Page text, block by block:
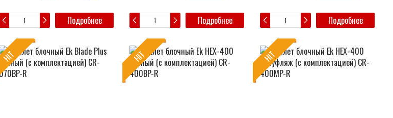
Подробнее Подробнее Подробнее
HIT HIT HIT